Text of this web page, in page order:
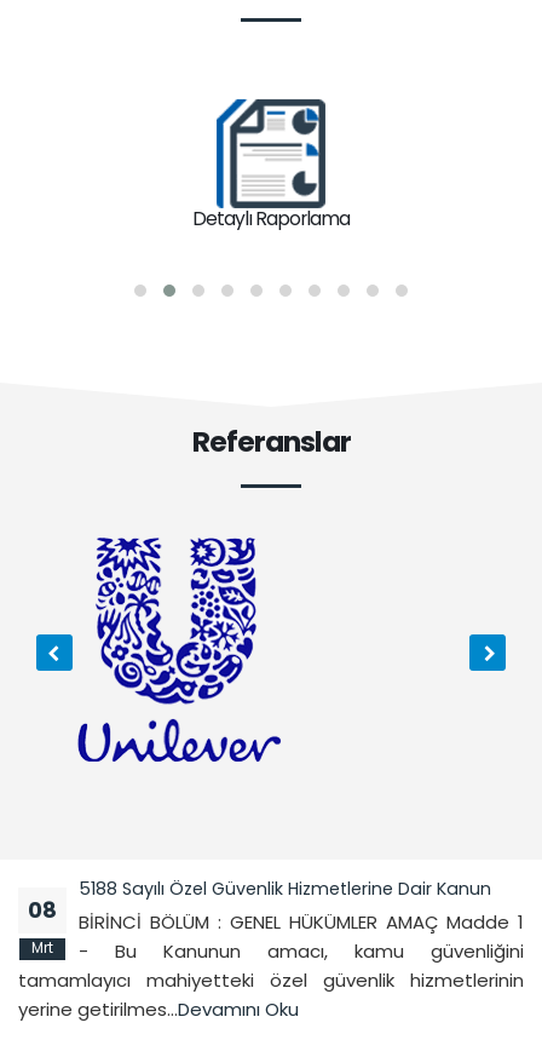
Detaylı Raporlama
Referanslar
08
Mrt
5188 Sayılı Özel Güvenlik Hizmetlerine Dair Kanun
BİRİNCİ BÖLÜM : GENEL HÜKÜMLER AMAÇ Madde 1
- Bu Kanunun amacı, kamu güvenliğini
tamamlayıcı mahiyetteki özel güvenlik hizmetlerinin
yerine getirilmes…Devamını Oku